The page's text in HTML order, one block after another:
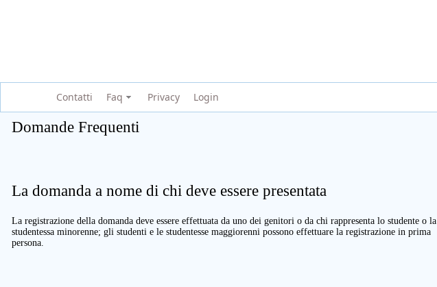
Contatti Faq Privacy Login
Domande Frequenti
La domanda a nome di chi deve essere presentata
La registrazione della domanda deve essere effettuata da uno dei genitori o da chi rappresenta lo studente o la
studentessa minorenne; gli studenti e le studentesse maggiorenni possono effettuare la registrazione in prima
persona.